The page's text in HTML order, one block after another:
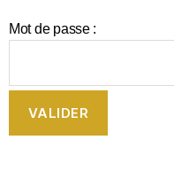
Mot de passe :